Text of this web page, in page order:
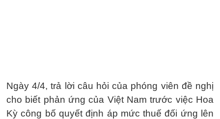
Ngày 4/4, trả lời câu hỏi của phóng viên đề nghị
cho biết phản ứng của Việt Nam trước việc Hoa
Kỳ công bố quyết định áp mức thuế đối ứng lên